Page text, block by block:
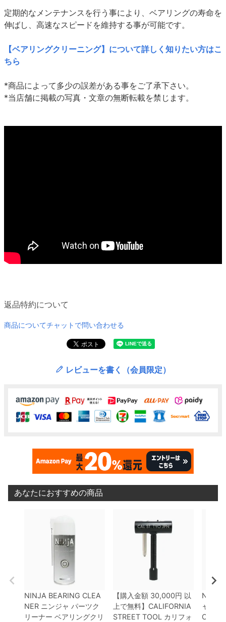
定期的なメンテナンスを行う事により、ベアリングの寿命を
伸ばし、高速なスピードを維持する事が可能です。
【ベアリングクリーニング】について詳しく知りたい方はこ
ちら
*商品によって多少の誤差がある事をご了承下さい。
*当店舗に掲載の写真・文章の無断転載を禁じます。
返品特約について
商品についてチャットで問い合わせる
レビューを書く（会員限定）
あなたにおすすめの商品
NINJA BEARING CLEA
NER ニンジャ パーツク
リーナー ベアリングクリ
【購入金額 30,000円 以
上で無料】 CALIFORNIA
STREET TOOL カリフォ
NINJA
ャ